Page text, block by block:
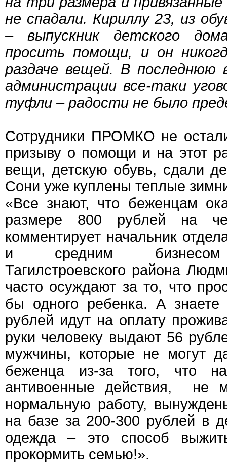
не спадали. Кириллу 23, из
– выпускник детского
просить помощи, и он
раздаче вещей. В последнюю
администрации все-таки
туфли – радости не было
Сотрудники ПРОМКО не
призыву о помощи и на этот
вещи, детскую обувь, сдали
Сони уже куплены теплые
«Все знают, что беженцам
размере 800 рублей на
комментирует начальник
и средним бизнесом
Тагилстроевского района
часто осуждают за то, что
бы одного ребенка. А
рублей идут на оплату
руки человеку выдают 56
мужчины, которые не могут
беженца из-за того, что
антивоенные действия, не
нормальную работу,
на базе за 200-300 рублей в
одежда – это способ
прокормить семью!».